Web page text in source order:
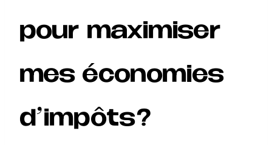
pour maximiser
mes économies
d’impôts?